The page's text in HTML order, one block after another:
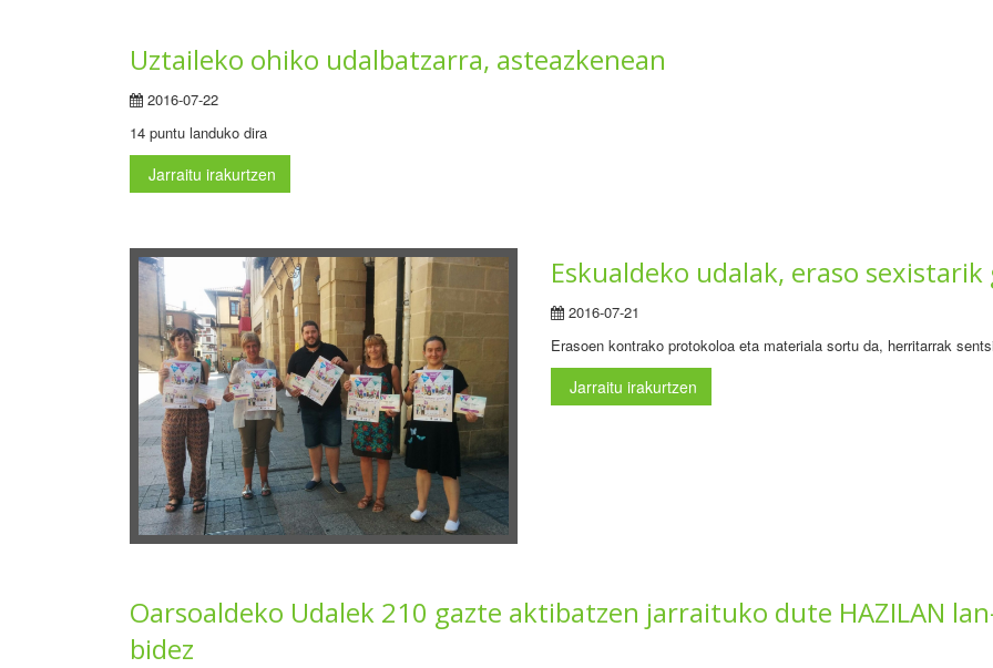
Uztaileko ohiko udalbatzarra, asteazkenean
2016-07-22
14 puntu landuko dira
Jarraitu irakurtzen
Eskualdeko udalak, eraso
2016-07-21
Erasoen kontrako protokoloa eta materiala sortu da, herritarrak
Jarraitu irakurtzen
Oarsoaldeko Udalek 210 gazte aktibatzen jarraituko dute HAZILAN
bidez